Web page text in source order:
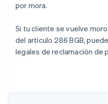
por mora.
Si tu cliente se vuelve
del artículo 286 BGB,
legales de reclamación de
Australia